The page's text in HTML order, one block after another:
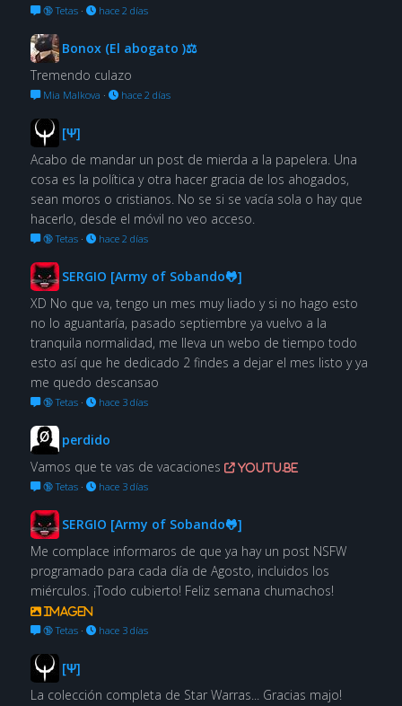
🔞 Tetas· hace 2 días
Bonox (El abogato )⚖
Tremendo culazo
Mia Malkova · hace 2 días
[Ψ]
Acabo de mandar un post de mierda a la papelera. Una
cosa es la política y otra hacer gracia de los ahogados,
sean moros o cristianos. No se si se vacía sola o hay que
hacerlo, desde el móvil no veo acceso.
🔞 Tetas· hace 2 días
SERGIO [Army of Sobando🐸]
XD No que va, tengo un mes muy liado y si no hago esto
no lo aguantaría, pasado septiembre ya vuelvo a la
tranquila normalidad, me lleva un webo de tiempo todo
esto así que he dedicado 2 findes a dejar el mes listo y ya
me quedo descansao
🔞 Tetas· hace 3 días
perdido
Vamos que te vas de vacaciones
youtu.be
🔞 Tetas· hace 3 días
SERGIO [Army of Sobando🐸]
Me complace informaros de que ya hay un post NSFW
programado para cada día de Agosto, incluidos los
miérculos. ¡Todo cubierto! Feliz semana chumachos!
Imagen
🔞 Tetas· hace 3 días
[Ψ]
La colección completa de Star Warras... Gracias majo!